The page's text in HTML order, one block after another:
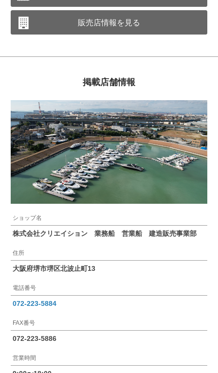
販売店情報を見る
掲載店舗情報
ショップ名
株式会社クリエイション 業務船 営業船 建造販売事業部
住所
大阪府堺市堺区北波止町13
電話番号
072-223-5884
FAX番号
072-223-5886
営業時間